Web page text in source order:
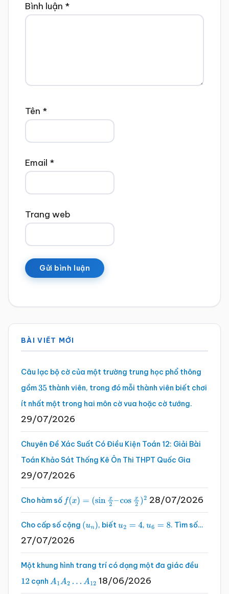
Bình luận *
Tên *
Email *
Trang web
Sidebar
chính
BÀI VIẾT MỚI
Câu lạc bộ cờ của một trường trung học phổ thông
gồm35 thành viên, trong đó mỗi thành viên biết chơi
ít nhất một trong hai môn cờ vua hoặc cờ tướng.
29/07/2026
Chuyên Đề Xác Suất Có Điều Kiện Toán 12: Giải Bài
Toán Khảo Sát Thống Kê Ôn Thi THPT Quốc Gia
29/07/2026
Cho hàm số f(x)=(sinx2 –cosx2 )2 28/07/2026
Cho cấp số cộng (un), biếtu2 =4 , u6 =8 . Tìm số…
27/07/2026
Một khung hình trang trí có dạng một đa giác đều
12 cạnh A1A2…A 12 18/06/2026